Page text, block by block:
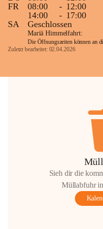
FR
08:00 - 12:00
14:00
- 17:00
SA
Geschlossen
Mariä Himmelfahrt:
Die Öffnungszeiten können an
Zuletzt bearbeitet: 02.04.2026
Sieh dir die
Müllabfuhr